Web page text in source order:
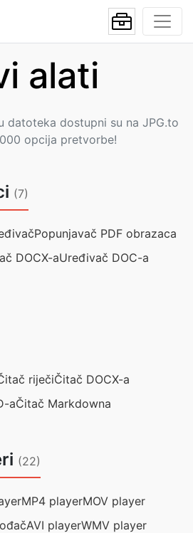
alati
datoteka dostupni su na JPG.to
opcija pretvorbe!
(7)
Popunjavač PDF obrazaca
DOCX-aUređivač DOC-a
riječiČitač DOCX-a
aČitač Markdowna
(22)
MP4 playerMOV player
AVI playerWMV player